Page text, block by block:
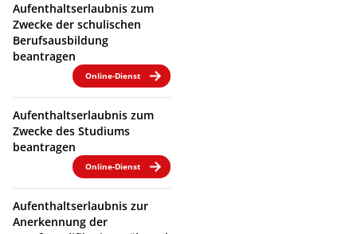
Aufenthaltserlaubnis zum
Zwecke der schulischen
Berufsausbildung
beantragen
Online-Dienst
Aufenthaltserlaubnis zum
Zwecke des Studiums
beantragen
Online-Dienst
Aufenthaltserlaubnis zur
Anerkennung der